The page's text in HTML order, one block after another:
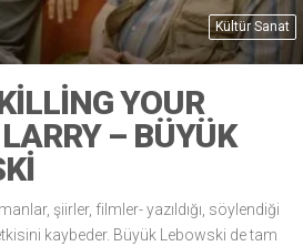
Kültür Sanat
YOUR
– BÜYÜK
şiirler, filmler- yazıldığı, söylendiği
kaybeder. Büyük Lebowski de tam